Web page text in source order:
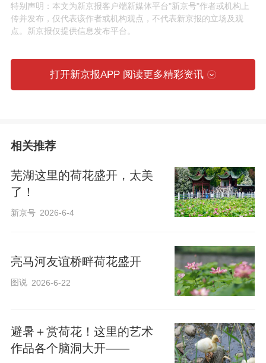
特别声明：本文为新京报客户端新媒体平台"新京号"作者或机构上
传并发布，仅代表该作者或机构观点，不代表新京报的立场及观
点。新京报仅提供信息发布平台。
打开新京报APP 阅读更多精彩资讯
相关推荐
芜湖这里的荷花盛开，太美
了！
新京号 2026-6-4
亮马河友谊桥畔荷花盛开
图说 2026-6-22
避暑＋赏荷花！这里的艺术
作品各个脑洞大开——